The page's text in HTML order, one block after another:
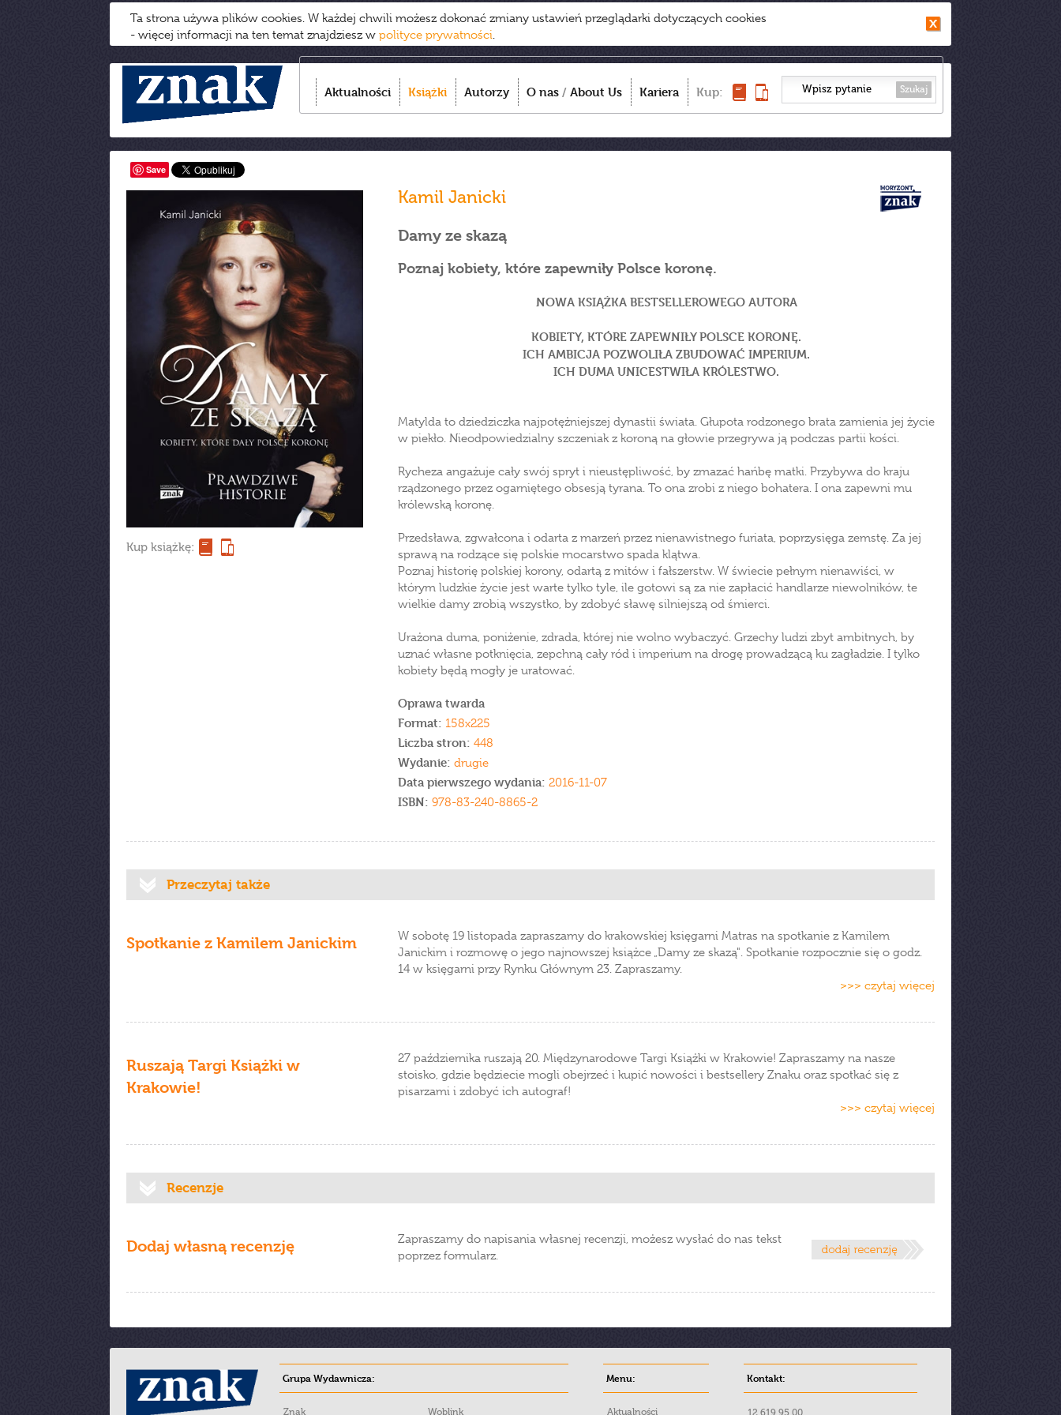
Ta strona używa plików cookies. W każdej chwili możesz dokonać zmiany ustawień przeglądarki dotyczących cookies
- więcej informacji na ten temat znajdziesz w polityce prywatności.
Aktualności Książki Autorzy O nas / About Us Kariera Kup: Szukaj
Save
Kup książkę:
Kamil Janicki
Damy ze skazą
Poznaj kobiety, które zapewniły Polsce koronę.
NOWA KSIĄŻKA BESTSELLEROWEGO AUTORA
KOBIETY, KTÓRE ZAPEWNIŁY POLSCE KORONĘ.
ICH AMBICJA POZWOLIŁA ZBUDOWAĆ IMPERIUM.
ICH DUMA UNICESTWIŁA KRÓLESTWO.
Matylda to dziedziczka najpotężniejszej dynastii świata. Głupota rodzonego brata zamienia jej życie
w piekło. Nieodpowiedzialny szczeniak z koroną na głowie przegrywa ją podczas partii kości.
Rycheza angażuje cały swój spryt i nieustępliwość, by zmazać hańbę matki. Przybywa do kraju
rządzonego przez ogarniętego obsesją tyrana. To ona zrobi z niego bohatera. I ona zapewni mu
królewską koronę.
Przedsława, zgwałcona i odarta z marzeń przez nienawistnego furiata, poprzysięga zemstę. Za jej
sprawą na rodzące się polskie mocarstwo spada klątwa.
Poznaj historię polskiej korony, odartą z mitów i fałszerstw. W świecie pełnym nienawiści, w
którym ludzkie życie jest warte tylko tyle, ile gotowi są za nie zapłacić handlarze niewolników, te
wielkie damy zrobią wszystko, by zdobyć sławę silniejszą od śmierci.
Urażona duma, poniżenie, zdrada, której nie wolno wybaczyć. Grzechy ludzi zbyt ambitnych, by
uznać własne potknięcia, zepchną cały ród i imperium na drogę prowadzącą ku zagładzie. I tylko
kobiety będą mogły je uratować.
Oprawa twarda
Format: 158x225
Liczba stron: 448
Wydanie: drugie
Data pierwszego wydania: 2016-11-07
ISBN: 978-83-240-8865-2
Przeczytaj także
Spotkanie z Kamilem Janickim
W sobotę 19 listopada zapraszamy do krakowskiej księgarni Matras na spotkanie z Kamilem
Janickim i rozmowę o jego najnowszej książce „Damy ze skazą". Spotkanie rozpocznie się o godz.
14 w księgarni przy Rynku Głównym 23. Zapraszamy.
>>> czytaj więcej
Ruszają Targi Książki w
Krakowie!
27 października ruszają 20. Międzynarodowe Targi Książki w Krakowie! Zapraszamy na nasze
stoisko, gdzie będziecie mogli obejrzeć i kupić nowości i bestsellery Znaku oraz spotkać się z
pisarzami i zdobyć ich autograf!
>>> czytaj więcej
Recenzje
Dodaj własną recenzję
Zapraszamy do napisania własnej recenzji, możesz wysłać do nas tekst
poprzez formularz.
Grupa Wydawnicza:
Znak Woblink
Menu:
Aktualności
Kontakt:
12 619 95 00